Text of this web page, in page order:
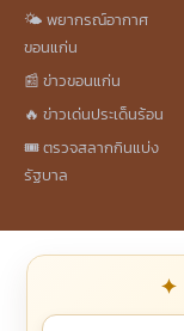
🌤️ พยากรณ์อากาศ
ขอนแก่น
📰 ข่าวขอนแก่น
🔥 ข่าวเด่นประเด็นร้อน
🎟️ ตรวจสลากกินแบ่ง
รัฐบาล